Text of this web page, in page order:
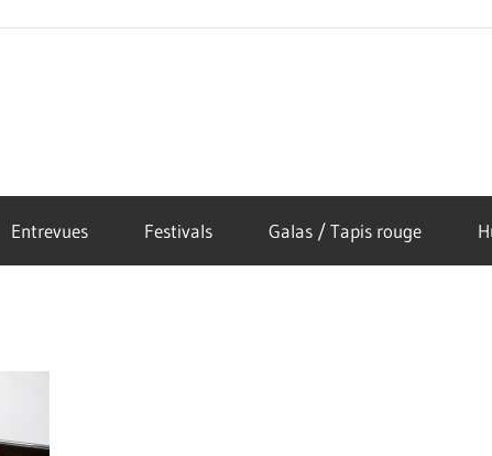
Entrevues Festivals Galas / Tapis rouge